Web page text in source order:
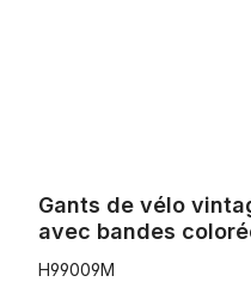
Gants de vélo
avec bandes
H99009M